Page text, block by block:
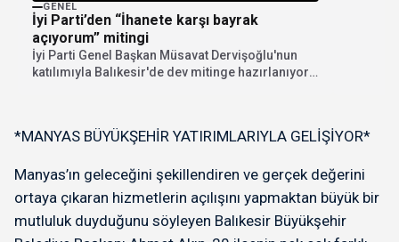
GENEL
İyi Parti’den “İhanete karşı bayrak
açıyorum” mitingi
İyi Parti Genel Başkan Müsavat Dervişoğlu'nun
katılımıyla Balıkesir'de dev mitinge hazırlanıyor.
*MANYAS BÜYÜKŞEHİR YATIRIMLARIYLA GELİŞİYOR*
Manyas’ın geleceğini şekillendiren ve gerçek değerini
ortaya çıkaran hizmetlerin açılışını yapmaktan büyük bir
mutluluk duyduğunu söyleyen Balıkesir Büyükşehir